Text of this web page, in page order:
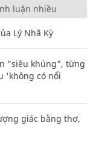
luận nhiều
Lý Nhã Kỳ
"siêu khủng", từng
'không có nổi
giác bằng thơ,